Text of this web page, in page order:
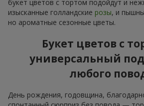
букет цветов с тортом подойдут и
изысканные голландские розы, и
но ароматные сезонные цветы.
Букет цветов с
универсальный
любого
День рождения, годовщина,